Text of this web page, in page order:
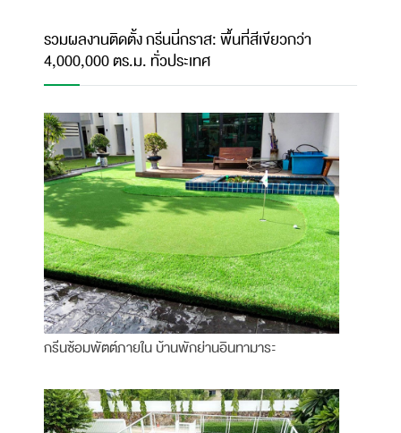
รวมผลงานติดตั้ง กรีนนี่กราส: พื้นที่สีเขียวกว่า
4,000,000 ตร.ม. ทั่วประเทศ
กรีนซ้อมพัตต์ภายใน บ้านพักย่านอินทามาระ